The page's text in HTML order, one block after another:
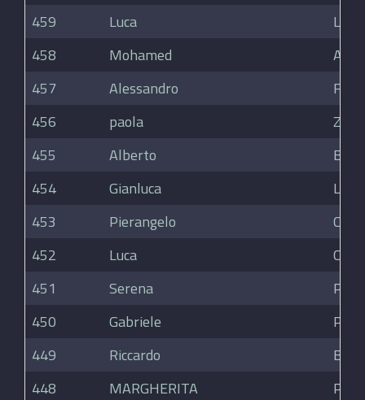
459
Luca
458
Mohamed
Ait
457
Alessandro
456
paola
455
Alberto
454
Gianluca
453
Pierangelo
452
Luca
451
Serena
450
Gabriele
449
Riccardo
448
MARGHERITA